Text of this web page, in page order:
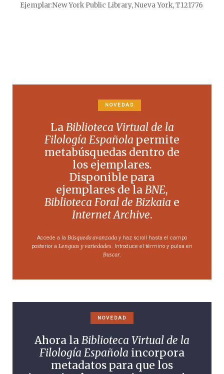
Ejemplar New York Public Library, Nueva York, T121776
NOVEDAD
LaBiblioteca Virtual de la
Filología Española permite
metabúsquedas dentro de
los ejemplares.
Disponible para
ejemplares de laBNE,
Biblioteca Foral de Bizkaia e
Internet Archive.
Accede a la Búsqueda avanzada y haz scroll hasta el campo
posterior a Lenguas y variedades. Introduce el término y pulsa en
Buscar.
NOVEDAD
Ahora laBiblioteca Virtual de la
Filología Española incorpora
metadatos para que los